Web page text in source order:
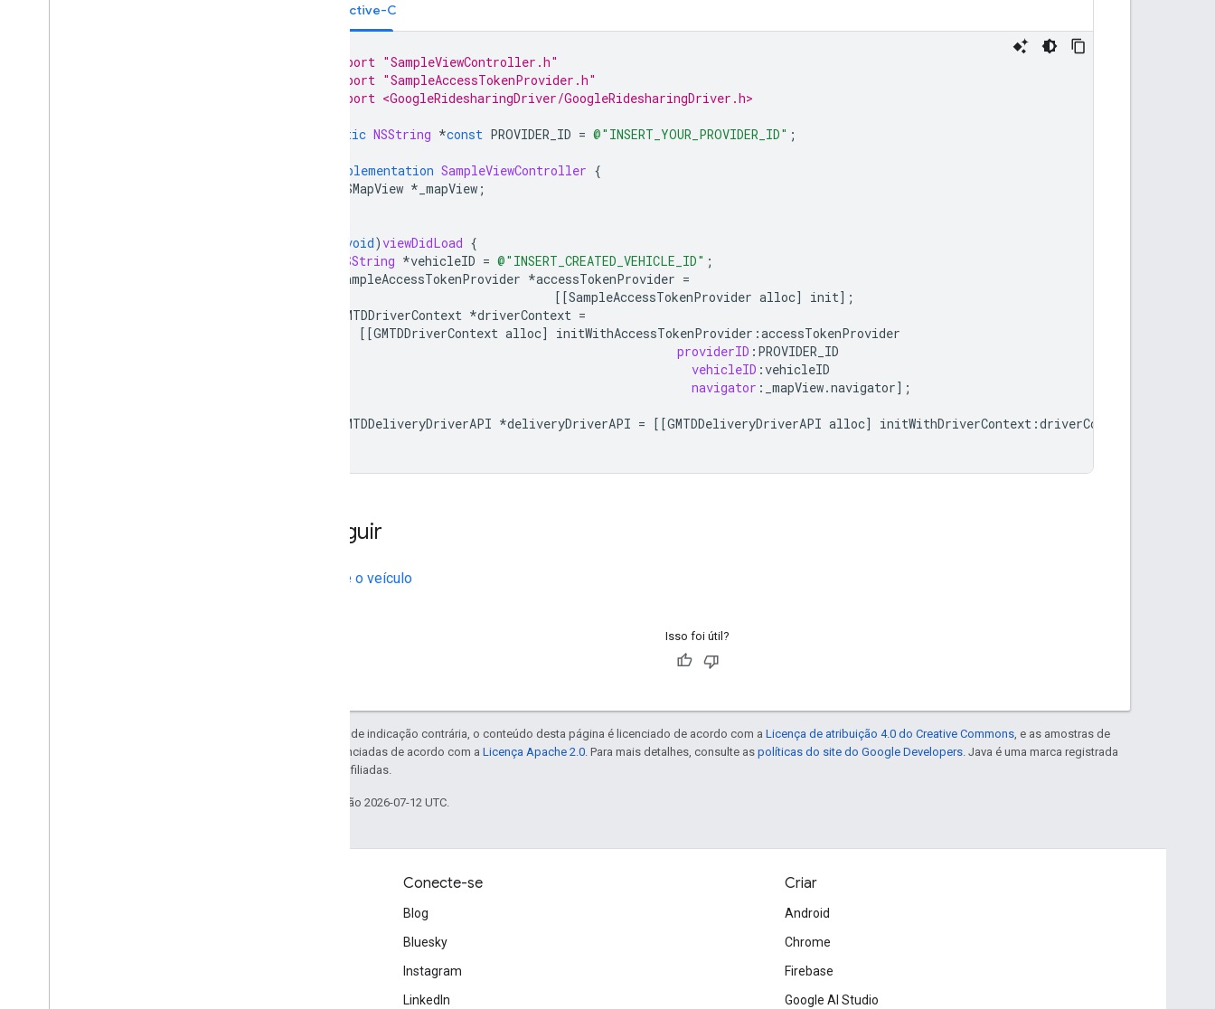
Objective-C
#import "SampleViewController.h"
#import "SampleAccessTokenProvider.h"
#import <GoogleRidesharingDriver/GoogleRidesharingDriver.h>
static NSString *const PROVIDER_ID = @"INSERT_YOUR_PROVIDER_ID" ;
@implementation SampleViewController {
GMSMapView * _mapView ;
void)viewDidLoad {
NSString *vehicleID = @"INSERT_CREATED_VEHICLE_ID" ;
SampleAccessTokenProvider *accessTokenProvider =
[[SampleAccessTokenProvider alloc] init];
GMTDDriverContext *driverContext =
[[GMTDDriverContext alloc] initWithAccessTokenProvider :accessTokenProvider
providerID : PROVIDER_ID
vehicleID :vehicleID
navigator : _mapView.navigator];
GMTDDeliveryDriverAPI *deliveryDriverAPI = [[GMTDDeliveryDriverAPI alloc] initWithDriverContext :driverContext
A seguir
Prepare o veículo
Isso foi útil?
Exceto em caso de indicação contrária, o conteúdo desta página é licenciado de acordo com a Licença de atribuição 4.0 do Creative Commons , e as amostras de
código são licenciadas de acordo com a Licença Apache 2.0 . Para mais detalhes, consulte as políticas do site do Google Developers . Java é uma marca registrada
da Oracle e/ou afiliadas.
Última atualização 2026-07-12 UTC.
Conecte-se
Blog
Bluesky
Instagram
LinkedIn
Criar
Android
Chrome
Firebase
Google AI Studio